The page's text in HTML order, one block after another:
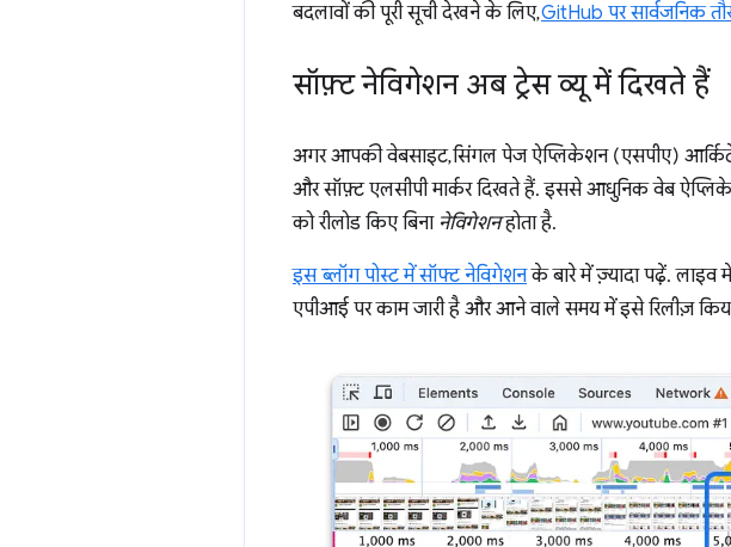
बदलावों की पूरी सूची देखने के लिए,GitHub पर सार्वजनिक
सॉफ़्ट नेविगेशन अब ट्रेस व्यू में दिखते हैं
अगर आपकी वेबसाइट, सिंगल पेज ऐप्लिकेशन (एसपीए)
और सॉफ़्ट एलसीपी मार्कर दिखते हैं. इससे आधुनिक वेब
को रीलोड किए बिना नेविगेशनहोता है.
इस ब्लॉग पोस्ट में सॉफ्ट नेविगेशनके बारे में ज़्यादा पढ़ें. लाइव
एपीआई पर काम जारी है और आने वाले समय में इसे रिलीज़